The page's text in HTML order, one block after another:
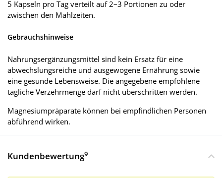
5 Kapseln pro Tag verteilt auf 2–3 Portionen zu oder
zwischen den Mahlzeiten.
Gebrauchshinweise
Nahrungsergänzungsmittel sind kein Ersatz für eine
abwechslungsreiche und ausgewogene Ernährung sowie
eine gesunde Lebensweise. Die angegebene empfohlene
tägliche Verzehrmenge darf nicht überschritten werden.
Magnesiumpräparate können bei empfindlichen Personen
abführend wirken.
Kundenbewertung9